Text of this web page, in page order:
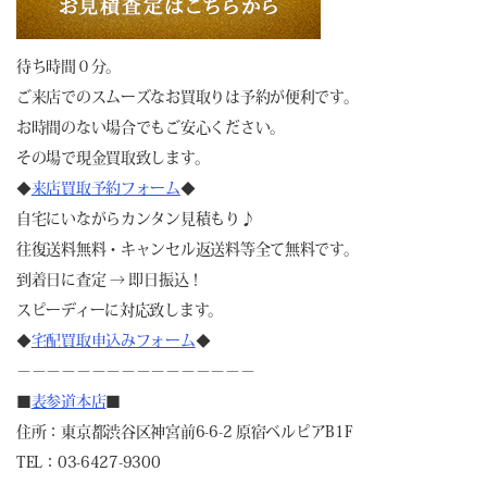
待ち時間０分。
ご来店でのスムーズなお買取りは予約が便利です。
お時間のない場合でもご安心ください。
その場で現金買取致します。
◆来店買取予約フォーム◆
自宅にいながらカンタン見積もり♪
往復送料無料・キャンセル返送料等全て無料です。
到着日に査定 → 即日振込！
スピーディーに対応致します。
◆宅配買取申込みフォーム◆
－－－－－－－－－－－－－－－－
表参道本店
住所：東京都渋谷区神宮前6-6-2 原宿ベルピアB1F
TEL：03-6427-9300